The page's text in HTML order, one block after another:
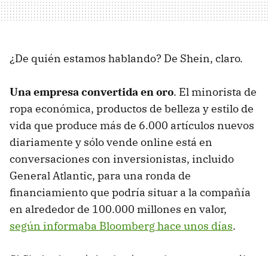
¿De quién estamos hablando? De Shein, claro.
Una empresa convertida en oro. El minorista de
ropa económica, productos de belleza y estilo de
vida que produce más de 6.000 artículos nuevos
diariamente y sólo vende online está en
conversaciones con inversionistas, incluido
General Atlantic, para una ronda de
financiamiento que podría situar a la compañía
en alrededor de 100.000 millones en valor,
según informaba Bloomberg hace unos días.